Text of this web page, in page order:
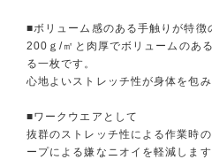
■ボリューム感のある手触りが特徴
200ｇ/㎡と肉厚でボリュームのあ
る一枚です。
心地よいストレッチ性が身体を包
■ワークウエアとして
抜群のストレッチ性による作業時
ープによる嫌なニオイを軽減します